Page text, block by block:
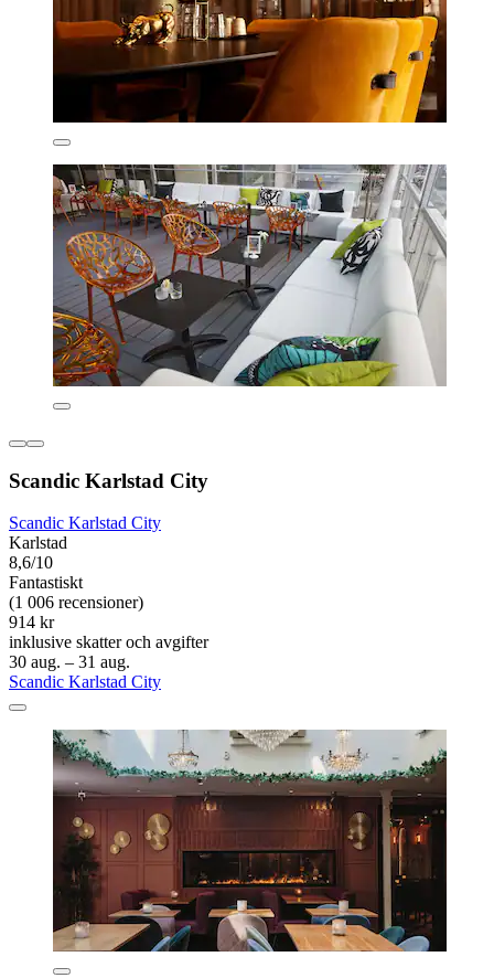
Scandic Karlstad City
Scandic Karlstad City
Karlstad
8,6/10
Fantastiskt
(1 006 recensioner)
914 kr
inklusive skatter och avgifter
30 aug. – 31 aug.
Scandic Karlstad City